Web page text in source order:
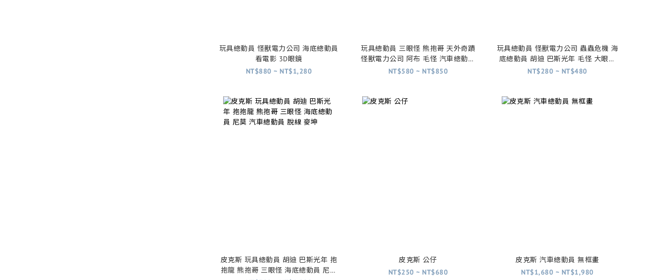
玩具總動員 怪獸電力公司 海底總動員
看電影 3D眼鏡
NT$880 ~ NT$1,280
玩具總動員 三眼怪 熊抱哥 天外奇蹟
怪獸電力公司 阿布 毛怪 汽車總動員
刺繡 別針
NT$580 ~ NT$850
玩具總動員 怪獸電力公司 蟲蟲危機 海
底總動員 胡迪 巴斯光年 毛怪 大眼怪
尼莫 飛力
NT$280 ~ NT$480
皮克斯 玩具總動員 胡迪 巴斯光年 抱
抱龍 熊抱哥 三眼怪 海底總動員 尼莫
皮克斯 公仔
NT$250 ~ NT$680
皮克斯 汽車總動員 無框畫
NT$1,680 ~ NT$1,980